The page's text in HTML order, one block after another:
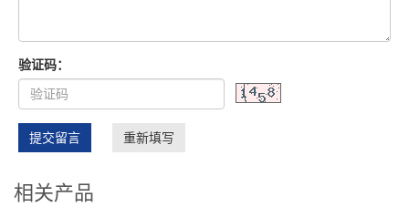
验证码：
提交留言 重新填写
相关产品